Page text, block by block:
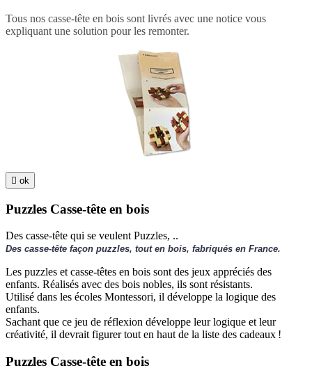
Tous nos casse-tête en bois sont livrés avec une notice vous
expliquant une solution pour les remonter.
 ok
Puzzles Casse-tête en bois
Des casse-tête qui se veulent Puzzles, ..
Des casse-tête façon puzzles, tout en bois, fabriqués en France.
Les puzzles et casse-têtes en bois sont des jeux appréciés des
enfants. Réalisés avec des bois nobles, ils sont résistants.
Utilisé dans les écoles Montessori, il développe la logique des
enfants.
Sachant que ce jeu de réflexion développe leur logique et leur
créativité, il devrait figurer tout en haut de la liste des cadeaux !
Puzzles Casse-tête en bois